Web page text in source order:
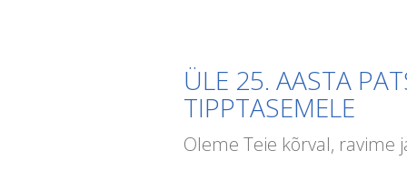
ÜLE 25. AASTA
TIPPTASEMELE
Oleme Teie kõrval, ravime